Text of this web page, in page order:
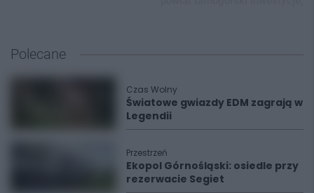
Polecane
Czas Wolny
Światowe gwiazdy EDM zagrają w
Legendii
Przestrzeń
Ekopol Górnośląski: osiedle przy
rezerwacie Segiet